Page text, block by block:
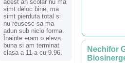
acest an scolar nu ma
simt deloc bine, ma
simt pierduta total si
nu reusesc sa ma
adun sub nicio forma.
Înainte eram o eleva
buna si am terminat
clasa a 11-a cu 9.96.
Nechifor